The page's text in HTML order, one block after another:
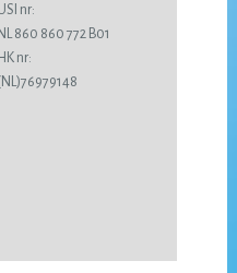
nr:
NL 860 860 772 B01
HK nr: